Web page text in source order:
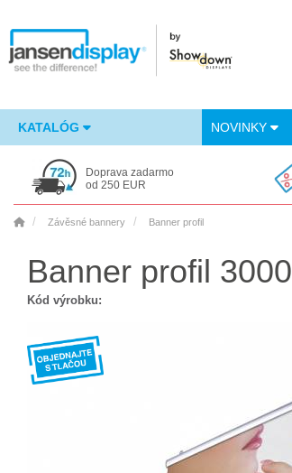
KATALÓG NOVINKY
Doprava zadarmo
od 250 EUR
Závěsné bannery Banner profil
Banner profil
Kód výrobku: